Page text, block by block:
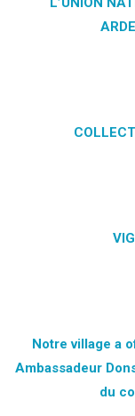
Notre village a
Ambassadeur
du